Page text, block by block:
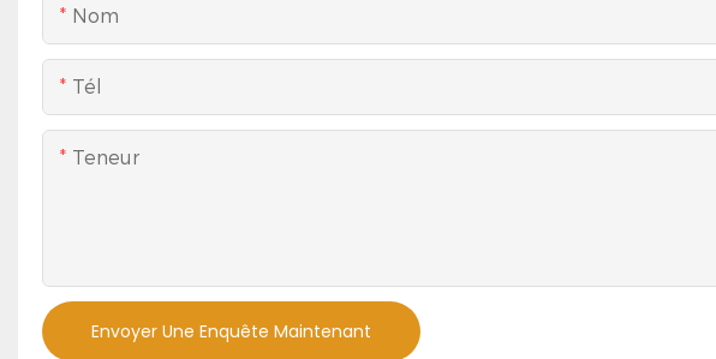
Nom
Tél
Teneur
Envoyer Une Enquête Maintenant